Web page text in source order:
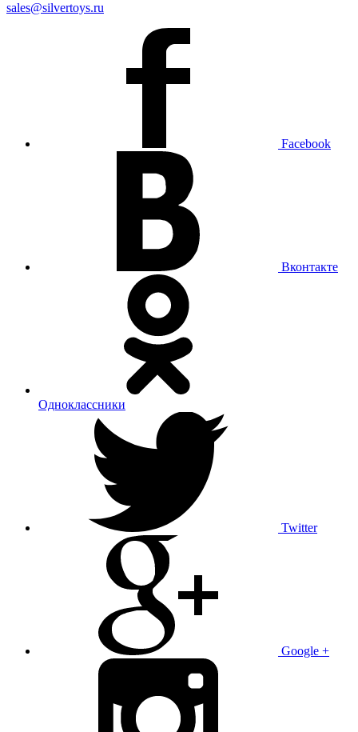
sales@silvertoys.ru
Facebook
Вконтакте
Одноклассники
Twitter
Google +